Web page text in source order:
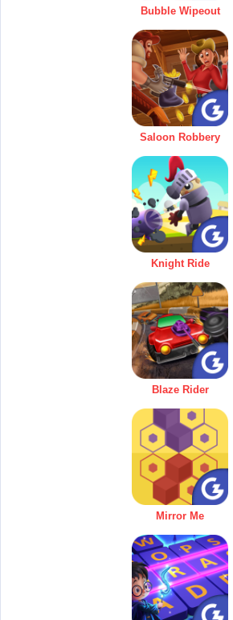
Bubble Wipeout
Saloon Robbery
Knight Ride
Blaze Rider
Mirror Me